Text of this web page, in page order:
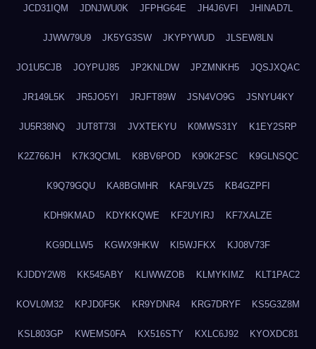
JCD31IQM JDNJWU0K JFPHG64E JH4J6VFI JHINAD7L
JJWW79U9 JK5YG3SW JKYPYWUD JLSEW8LN
JO1U5CJB JOYPUJ85 JP2KNLDW JPZMNKH5 JQSJXQAC
JR149L5K JR5JO5YI JRJFT89W JSN4VO9G JSNYU4KY
JU5R38NQ JUT8T73I JVXTEKYU K0MWS31Y K1EY2SRP
K2Z766JH K7K3QCML K8BV6POD K90K2FSC K9GLNSQC
K9Q79GQU KA8BGMHR KAF9LVZ5 KB4GZPFI
KDH9KMAD KDYKKQWE KF2UYIRJ KF7XALZE
KG9DLLW5 KGWX9HKW KI5WJFKX KJ08V73F
KJDDY2W8 KK545ABY KLIWWZOB KLMYKIMZ KLT1PAC2
KOVL0M32 KPJD0F5K KR9YDNR4 KRG7DRYF KS5G3Z8M
KSL803GP KWEMS0FA KX516STY KXLC6J92 KYOXDC81